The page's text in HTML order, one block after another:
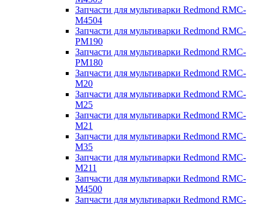
Запчасти для мультиварки Redmond RMC-
M4504
Запчасти для мультиварки Redmond RMC-
PM190
Запчасти для мультиварки Redmond RMC-
PM180
Запчасти для мультиварки Redmond RMC-
M20
Запчасти для мультиварки Redmond RMC-
M25
Запчасти для мультиварки Redmond RMC-
M21
Запчасти для мультиварки Redmond RMC-
M35
Запчасти для мультиварки Redmond RMC-
M211
Запчасти для мультиварки Redmond RMC-
M4500
Запчасти для мультиварки Redmond RMC-